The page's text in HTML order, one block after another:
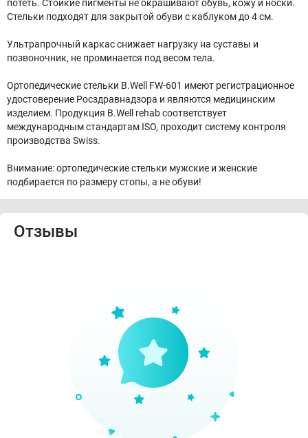
потеть. Стойкие пигменты не окрашивают обувь, кожу и носки.
Стельки подходят для закрытой обуви с каблуком до 4 см.
Ультрапрочный каркас снижает нагрузку на суставы и
позвоночник, не проминается под весом тела.
Ортопедические стельки B.Well FW-601 имеют регистрационное
удостоверение Росздравнадзора и являются медицинским
изделием. Продукция B.Well rehab соответствует
международным стандартам ISO, проходит систему контроля
производства Swiss.
Внимание: ортопедические стельки мужские и женские
подбирается по размеру стопы, а не обуви!
Отзывы